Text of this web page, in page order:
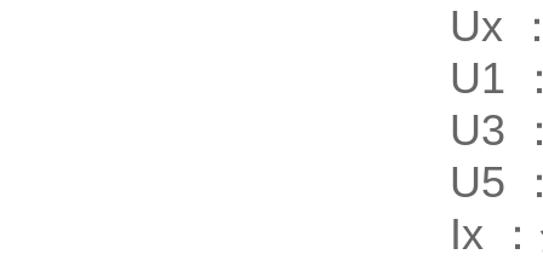
Ux
U1
U3
U5
Ix